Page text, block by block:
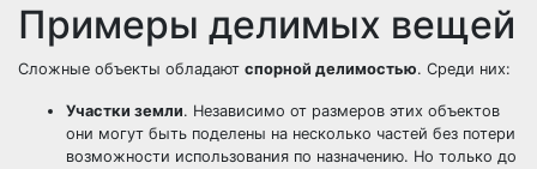
Примеры делимых вещей
Сложные объекты обладают спорной делимостью. Среди них:
Участки земли. Независимо от размеров этих объектов
они могут быть поделены на несколько частей без потери
возможности использования по назначению. Но только до